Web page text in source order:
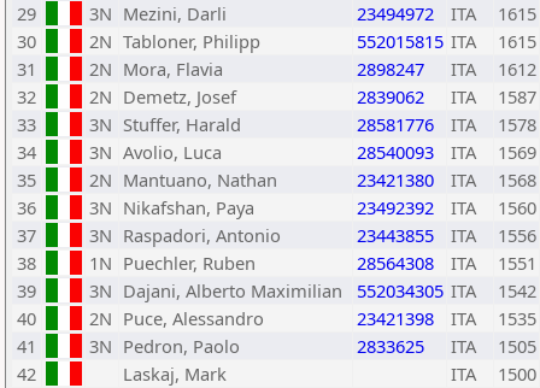
29
3N Mezini, Darli 23494972 ITA
1615
30
2N Tabloner, Philipp 552015815 ITA
1615
31
2N Mora, Flavia 2898247 ITA
1612
32
2N Demetz, Josef 2839062 ITA
1587
33
3N Stuffer, Harald 28581776 ITA
1578
34
3N Avolio, Luca 28540093 ITA
1569
35
2N Mantuano, Nathan 23421380 ITA
1568
36
3N Nikafshan, Paya 23492392 ITA
1560
37
3N Raspadori, Antonio 23443855 ITA
1556
38
1N Puechler, Ruben 28564308 ITA
1551
39
3N Dajani, Alberto Maximilian 552034305 ITA
1542
40
2N Puce, Alessandro 23421398 ITA
1535
41
3N Pedron, Paolo 2833625 ITA
1505
42
Laskaj, Mark ITA
1500